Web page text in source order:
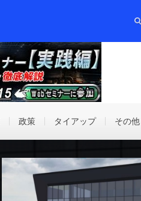
政策 タイアップ その他